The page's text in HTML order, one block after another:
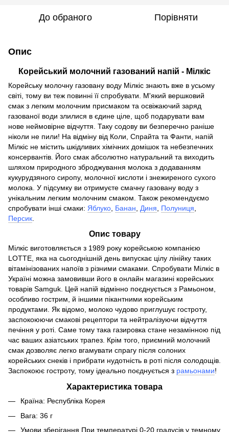
До обраного Порівняти
Опис
Корейський молочний газований напій - Мілкіс
Корейську молочну газовану воду Мілкіс знають вже в усьому
світі, тому ви теж повинні її спробувати. М'який вершковий
смак з легким молочним присмаком та освіжаючий заряд
газованої води злилися в єдине ціле, щоб подарувати вам
нове неймовірне відчуття. Таку содову ви безперечно раніше
ніколи не пили! На відміну від Коли, Спрайта та Фанти, напій
Мілкіс не містить шкідливих хімічних домішок та небезпечних
консервантів. Його смак абсолютно натуральний та виходить
шляхом природного зброджування молока з додаванням
кукурудзяного сиропу, молочної кислоти і знежиреного сухого
молока. У підсумку ви отримуєте смачну газовану воду з
унікальним легким молочним смаком. Також рекомендуємо
спробувати інші смаки: Яблуко Банан Диня Полуниця
Персик
Опис товару
Мілкіс виготовляється з 1989 року корейською компанією
LOTTE, яка на сьогоднішній день випускає цілу лінійку таких
вітамінізованих напоїв з різними смаками. Спробувати Мілкіс в
Україні можна замовивши його в онлайн магазині корейських
товарів Samguk. Цей напій відмінно поєднується з Рамьоном,
особливо гострим, й іншими пікантними корейським
продуктами. Як відомо, молоко чудово приглушує гостроту,
заспокоюючи смакові рецептори та нейтралізуючи відчуття
печіння у роті. Саме тому така газировка стане незамінною під
час ваших азіатських трапез. Крім того, приємний молочний
смак дозволяє легко вгамувати спрагу після солоних
корейських снеків і прибрати нудотність в роті після солодощів.
Заспокоює гостроту, тому ідеально поєднується з рамьонами!
Характеристика товара
Країна: Республіка Корея
Вага: 36 г
Умови зберігання При температурі 0-20 градусів у темному